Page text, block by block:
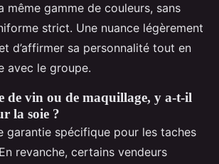
même gamme de couleurs, sans
strict. Une nuance légèrement
d’affirmer sa personnalité tout en
avec le groupe.
de vin ou de maquillage, y a-t-il
la soie ?
garantie spécifique pour les taches
revanche, certains vendeurs